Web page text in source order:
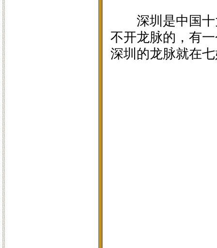
深圳是中国十
不开龙脉的，有
深圳的龙脉就在